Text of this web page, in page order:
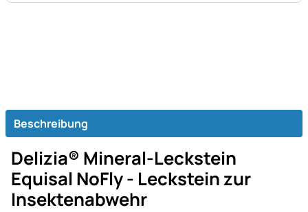
Beschreibung
Delizia® Mineral-Leckstein
Equisal NoFly - Leckstein zur
Insektenabwehr